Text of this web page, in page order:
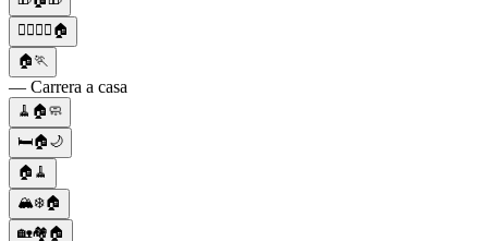
👩‍❤️‍💋‍👨🏠
🏠🏃
— Carrera a casa
🧹🏠🧼
🛏️🏠🌙
🏠🧹
🏔️❄️🏠
🏡🏘🏠